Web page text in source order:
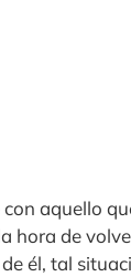
aquello
hora de
él, tal